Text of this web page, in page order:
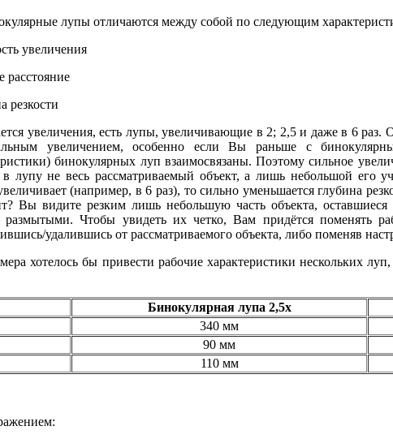
лупы отличаются между собой по следующим
увеличения
расстояние
резкости
увеличения, есть лупы, увеличивающие в 2; 2,5 и даже в 6 раз.
увеличением, особенно если Вы раньше с
бинокулярных луп взаимосвязаны. Поэтому сильное
в лупу не весь рассматриваемый объект, а лишь небольшой его
(например, в 6 раз), то сильно уменьшается глубина
Вы видите резким лишь небольшую часть объекта,
размытыми. Чтобы увидеть их четко, Вам придётся поменять
удалившись от рассматриваемого объекта, либо поменяв
хотелось бы привести рабочие характеристики нескольких
Бинокулярная лупа 2,5х
340 мм
90 мм
110 мм